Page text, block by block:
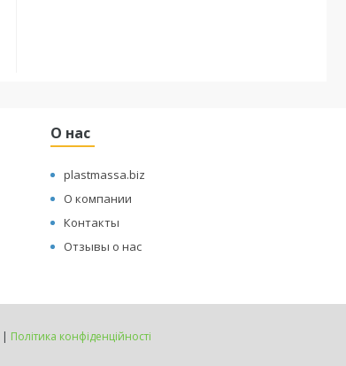
О нас
plastmassa.biz
О компании
Контакты
Отзывы о нас
| Політика конфіденційності